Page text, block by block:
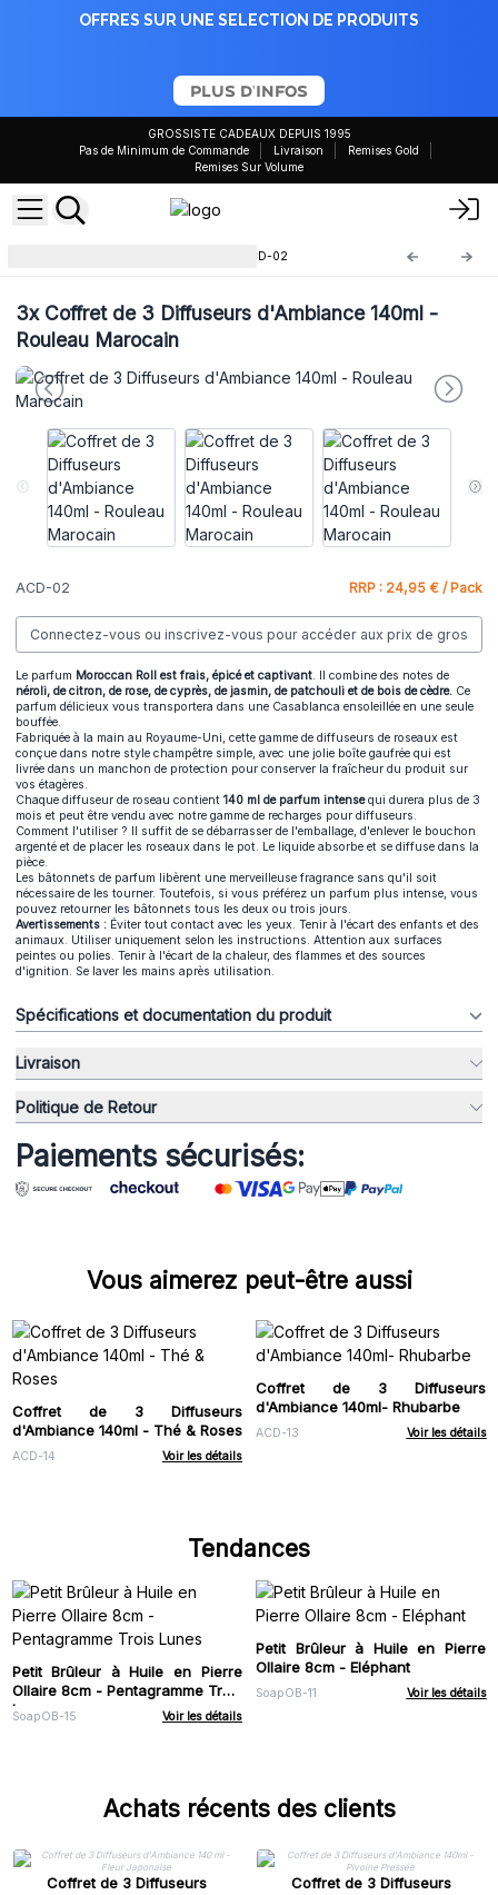
OFFRES SUR UNE SELECTION DE PRODUITS
PLUS D'INFOS
GROSSISTE CADEAUX DEPUIS 1995
Pas de Minimum de Commande
Livraison
Remises Gold
Remises Sur Volume
ACD-02
3xCoffret de 3 Diffuseurs d'Ambiance 140ml -
Rouleau Marocain
ACD-02 RRP : 24,95 € / Pack
Connectez-vous ou inscrivez-vous pour accéder aux prix de gros
Le parfum Moroccan Roll est frais, épicé et captivant. Il combine des notes de
néroli, de citron, de rose, de cyprès, de jasmin, de patchouli et de bois de cèdre. Ce
parfum délicieux vous transportera dans une Casablanca ensoleillée en une seule
bouffée.
Fabriquée à la main au Royaume-Uni, cette gamme de diffuseurs de roseaux est
conçue dans notre style champêtre simple, avec une jolie boîte gaufrée qui est
livrée dans un manchon de protection pour conserver la fraîcheur du produit sur
vos étagères.
Chaque diffuseur de roseau contient 140 ml de parfum intensequi durera plus de 3
mois et peut être vendu avec notre gamme de recharges pour diffuseurs.
Comment l'utiliser ? Il suffit de se débarrasser de l'emballage, d'enlever le bouchon
argenté et de placer les roseaux dans le pot. Le liquide absorbe et se diffuse dans la
pièce.
Les bâtonnets de parfum libèrent une merveilleuse fragrance sans qu'il soit
nécessaire de les tourner. Toutefois, si vous préférez un parfum plus intense, vous
pouvez retourner les bâtonnets tous les deux ou trois jours.
Avertissements : Éviter tout contact avec les yeux. Tenir à l'écart des enfants et des
animaux. Utiliser uniquement selon les instructions. Attention aux surfaces
peintes ou polies. Tenir à l'écart de la chaleur, des flammes et des sources
d'ignition. Se laver les mains après utilisation.
Spécifications et documentation du produit
Livraison
Politique de Retour
Paiements sécurisés:
Vous aimerez peut-être aussi
Coffret de 3 Diffuseurs
d'Ambiance 140ml - Thé & Roses
ACD-14 Voir les détails
Coffret de 3 Diffuseurs
d'Ambiance 140ml- Rhubarbe
ACD-13 Voir les détails
Tendances
Petit Brûleur à Huile en Pierre
Ollaire 8cm - Pentagramme Trois
Lunes
SoapOB-15 Voir les détails
Petit Brûleur à Huile en Pierre
Ollaire 8cm - Eléphant
SoapOB-11 Voir les détails
Achats récents des clients
Coffret de 3 Diffuseurs
Coffret de 3 Diffuseurs